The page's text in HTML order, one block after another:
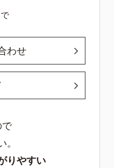
わせ
で
りやすい